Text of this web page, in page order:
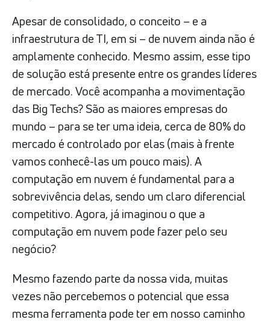
Apesar de consolidado, o conceito – e a
infraestrutura de TI, em si – de nuvem ainda não é
amplamente conhecido. Mesmo assim, esse tipo
de solução está presente entre os grandes líderes
de mercado. Você acompanha a movimentação
das Big Techs? São as maiores empresas do
mundo – para se ter uma ideia, cerca de 80% do
mercado é controlado por elas (mais à frente
vamos conhecê-las um pouco mais). A
computação em nuvem é fundamental para a
sobrevivência delas, sendo um claro diferencial
competitivo. Agora, já imaginou o que a
computação em nuvem pode fazer pelo seu
negócio?
Mesmo fazendo parte da nossa vida, muitas
vezes não percebemos o potencial que essa
mesma ferramenta pode ter em nosso caminho